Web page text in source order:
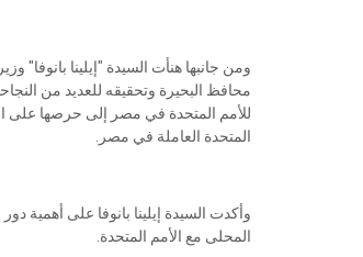
ومن جانبها هنأت السيدة "إيلينا بانوفا"
محافظ البحيرة وتحقيقه للعديد من
المتحدة العاملة في مصر.
وأكدت السيدة إيلينا بانوفا على أهمية
المحلى مع الأمم المتحدة.